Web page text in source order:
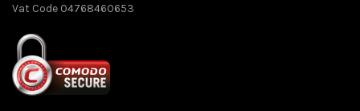
Vat Code 04768460653